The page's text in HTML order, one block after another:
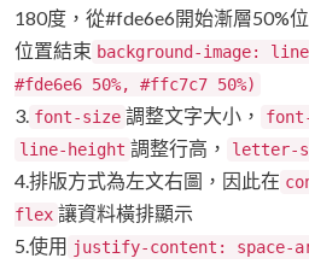
180度，從#fde6e6開始漸層50%
位置結束 background-image:
#fde6e6 50%, #ffc7c7 50%)
3. font-size 調整文字大小，
line-height 調整行高， letter-
4.排版方式為左文右圖，因此在
flex 讓資料橫排顯示
5.使用 justify-content: space-